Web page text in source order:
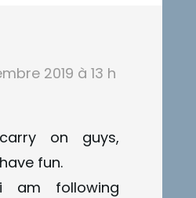
2019 à 13 h
carry on guys,
have fun.
i am following